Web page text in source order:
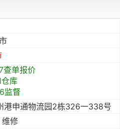
查单报价
仓库
监督
港申通物流园2栋326一338号
维修